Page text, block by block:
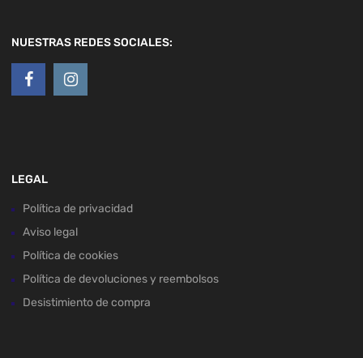
NUESTRAS REDES SOCIALES:
LEGAL
Política de privacidad
Aviso legal
Política de cookies
Política de devoluciones y reembolsos
Desistimiento de compra